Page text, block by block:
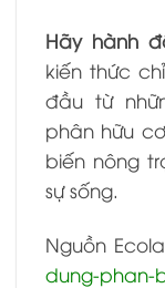
Hãy hành
kiến thức
đầu từ
phân hữu
biến nông
sự sống.
Nguồn
dung-phan-